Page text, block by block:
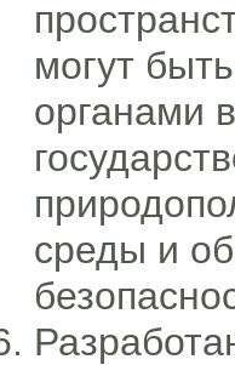
могут
органами
среды и